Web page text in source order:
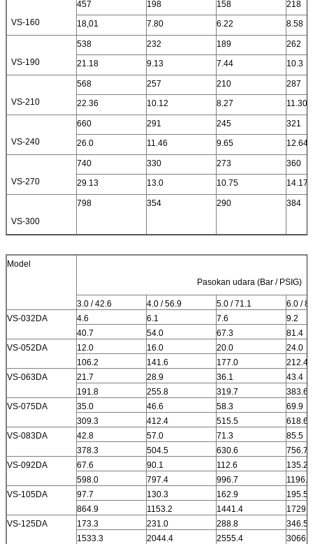
VS-160
457 198 158
218
18,01
7.80 6.22 8.58
VS-190
538 232 189
262
21.18
9.13 7.44 10.3
VS-210
568 257 210
287
22.36
10.12 8.27 11.30
VS-240
660 291 245
321
26.0
11.46 9.65 12.64
VS-270
740 330 273
360
29.13
13.0 10.75 14.17
VS-300
798 354 290 384
Model
Pasokan udara (Bar / PSIG)
3.0 / 42.6 4.0 / 56.9 5.0 / 71.1
6.0 /
VS-032DA
4.6 6.1 7.6
9.2
40.7
54.0 67.3
81.4
VS-052DA
12.0 16.0 20.0
24.0
106.2
141.6 177.0
212.4
VS-063DA
21.7 28.9 36.1
43.4
191.8
255.8 319.7
383.6
VS-075DA
35.0 46.6 58.3
69.9
309.3
412.4 515.5
618.6
VS-083DA
42.8 57.0 71.3
85.5
378.3
504.5 630.6
756.7
VS-092DA
67.6 90.1 112.6
135.2
598.0
797.4 996.7
1196.1
VS-105DA
97.7 130.3 162.9
195.5
864.9
1153.2 1441.4
1729.7
VS-125DA
173.3 231.0 288.8
346.5
1533.3
2044.4 2555.4
3066.5